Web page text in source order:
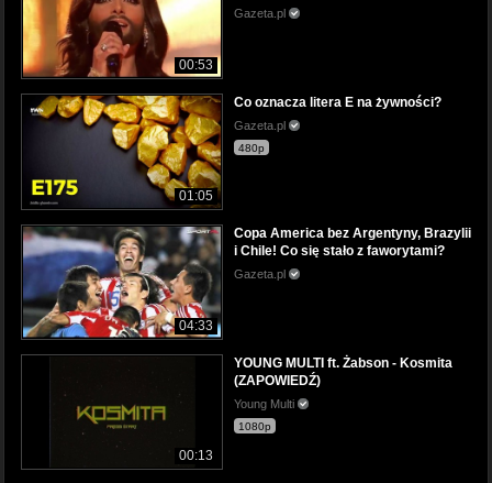
00:53
Gazeta.pl
01:05
Co oznacza litera E na żywności?
Gazeta.pl
480p
04:33
Copa America bez Argentyny, Brazylii
i Chile! Co się stało z faworytami?
Gazeta.pl
00:13
YOUNG MULTI ft. Żabson - Kosmita
(ZAPOWIEDŹ)
Young Multi
1080p